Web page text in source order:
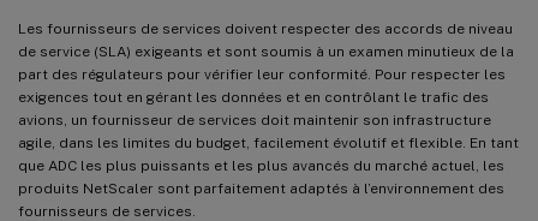
Les fournisseurs de services doivent respecter des accords de niveau
de service (SLA) exigeants et sont soumis à un examen minutieux de la
part des régulateurs pour vérifier leur conformité. Pour respecter les
exigences tout en gérant les données et en contrôlant le trafic des
avions, un fournisseur de services doit maintenir son infrastructure
agile, dans les limites du budget, facilement évolutif et flexible. En tant
que ADC les plus puissants et les plus avancés du marché actuel, les
produits NetScaler sont parfaitement adaptés à l’environnement des
fournisseurs de services.